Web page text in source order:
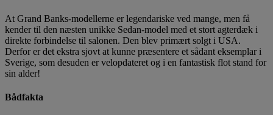
At Grand Banks-modellerne er legendariske ved mange, men få
kender til den næsten unikke Sedan-model med et stort agterdæk i
direkte forbindelse til salonen. Den blev primært solgt i USA.
Derfor er det ekstra sjovt at kunne præsentere et sådant eksemplar i
Sverige, som desuden er velopdateret og i en fantastisk flot stand for
sin alder!
Bådfakta